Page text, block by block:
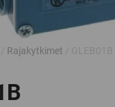
Rajakytkimet